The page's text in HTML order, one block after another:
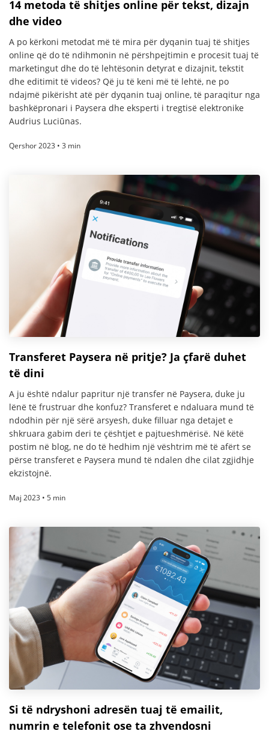
14 metoda të shitjes online për tekst, dizajn
dhe video
A po kërkoni metodat më të mira për dyqanin tuaj të shitjes
online që do të ndihmonin në përshpejtimin e procesit tuaj të
marketingut dhe do të lehtësonin detyrat e dizajnit, tekstit
dhe editimit të videos? Që ju të keni më të lehtë, ne po
ndajmë pikërisht atë për dyqanin tuaj online, të paraqitur nga
bashkëpronari i Paysera dhe eksperti i tregtisë elektronike
Audrius Luciūnas.
Qershor 2023 • 3 min
Transferet Paysera në pritje? Ja çfarë duhet
të dini
A ju është ndalur papritur një transfer në Paysera, duke ju
lënë të frustruar dhe konfuz? Transferet e ndaluara mund të
ndodhin për një sërë arsyesh, duke filluar nga detajet e
shkruara gabim deri te çështjet e pajtueshmërisë. Në këtë
postim në blog, ne do të hedhim një vështrim më të afërt se
përse transferet e Paysera mund të ndalen dhe cilat zgjidhje
ekzistojnë.
Maj 2023 • 5 min
Si të ndryshoni adresën tuaj të emailit,
numrin e telefonit ose ta zhvendosni